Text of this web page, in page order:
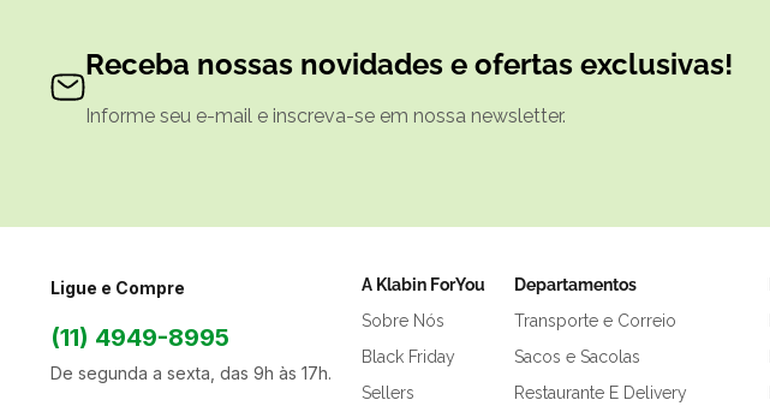
Receba nossas novidades e ofertas exclusivas!
Informe seu e-mail e inscreva-se em nossa newsletter.
Ligue e Compre
(11) 4949-8995
De segunda a sexta, das 9h às 17h.
A Klabin ForYou
Sobre Nós
Black Friday
Sellers
Departamentos
Transporte e Correio
Sacos e Sacolas
Restaurante E Delivery